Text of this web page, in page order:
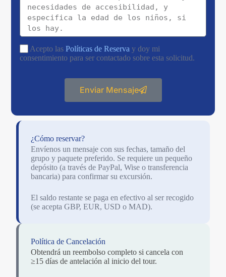
Acepto lasPolíticas de Reserva y doy mi
consentimiento para ser contactado sobre esta solicitud.
Enviar Mensaje
¿Cómo reservar?
Envíenos un mensaje con sus fechas, tamaño del
grupo y paquete preferido. Se requiere un pequeño
depósito (a través de PayPal, Wise o transferencia
bancaria) para confirmar su excursión.
El saldo restante se paga en efectivo al ser recogido
(se acepta GBP, EUR, USD o MAD).
Política de Cancelación
Obtendrá un reembolso completo si cancela con
≥15 días de antelación al inicio del tour.